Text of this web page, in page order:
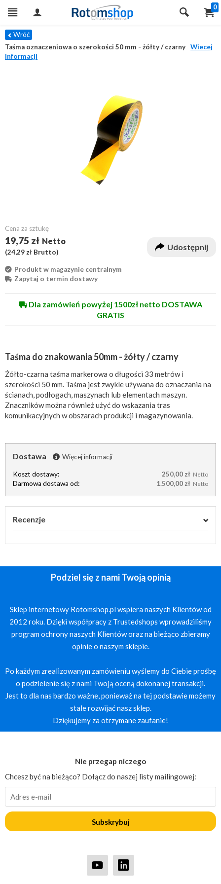
0
Wróć
Taśma oznaczeniowa o szerokości 50 mm - żółty / czarny
Wiecej
informacji
Cena za sztukę
19,75 zł Netto
(24,29 zł Brutto)
Udostępnij
Produkt w magazynie centralnym
Zapytaj o termin dostawy
Dla zamówień powyżej 1500zł netto DOSTAWA
GRATIS
Taśma do znakowania 50mm - żółty / czarny
Żółto-czarna taśma markerowa o długości 33 metrów i
szerokości 50 mm. Taśma jest zwykle używana do oznaczania na
ścianach, podłogach, maszynach lub elementach maszyn.
Znaczników można również użyć do wskazania tras
komunikacyjnych w obszarach produkcji i magazynowania.
Dostawa Więcej informacji
Koszt dostawy: 250,00 zł Netto
Darmowa dostawa od: 1.500,00 zł Netto
Recenzje
Podziel się z nami Twoją opinią
Sklep internetowy Rotomshop.pl wspiera naszych Klientów od
2012 roku. Dzięki współpracy z Trustedshops wprowadziliśmy
program ochrony naszych Klientów oraz na bieżąco zbieramy
opinie o naszym sklepie.
Po każdym zrealizowanym zamówieniu wyślemy do Ciebie prośbę
o podzielenie się z nami Twoją oceną dokonanej transakcji.
Jest to dla nas bardzo ważne, ponieważ na tej podstawie możemy
stale rozwijać nasz sklep.
Dziękujemy za otrzymane zaufanie!
Nie przegap niczego
Chcesz być na bieżąco? Dołącz do naszej listy mailingowej:
Subskrybuj